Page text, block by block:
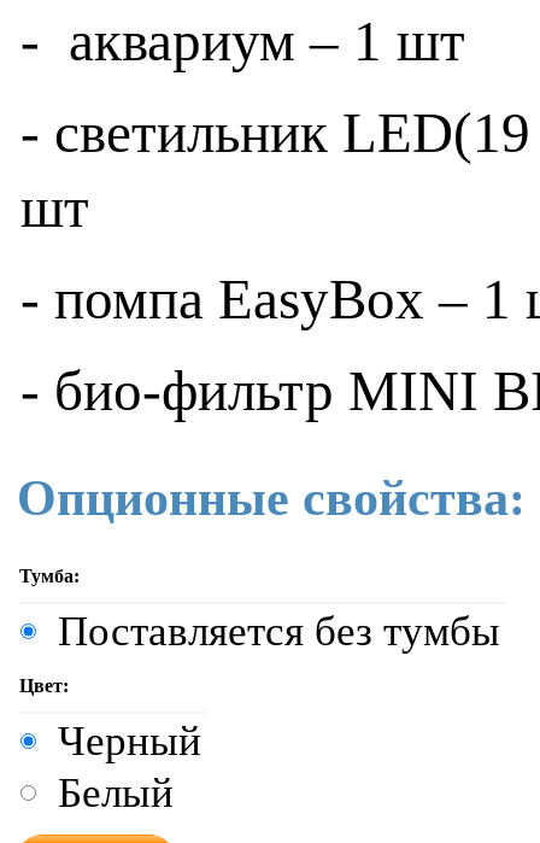
- аквариум – 1 шт
- светильник
шт
- помпа EasyBox – 1
- био-фильтр MINI
Опционные свойства:
Тумба:
Поставляется без тумбы
Цвет:
Черный
Белый